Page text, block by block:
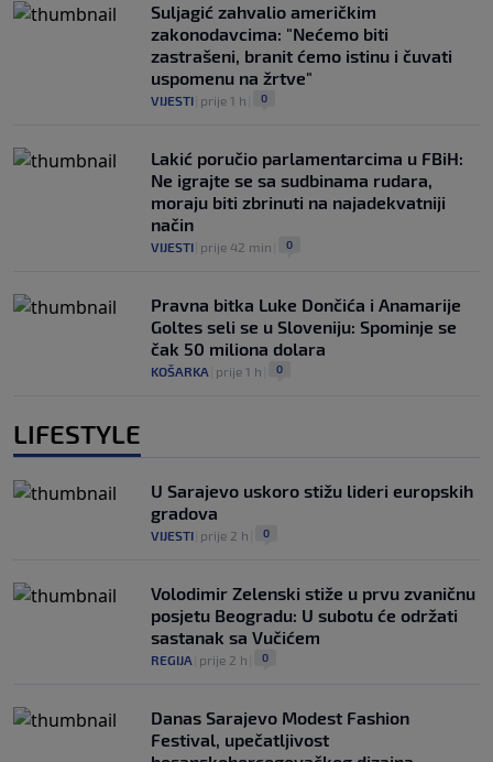
Suljagić zahvalio američkim
zakonodavcima: "Nećemo biti
zastrašeni, branit ćemo istinu i čuvati
uspomenu na žrtve"
VIJESTI prije 1 h 0
Lakić poručio parlamentarcima u FBiH:
Ne igrajte se sa sudbinama rudara,
moraju biti zbrinuti na najadekvatniji
način
VIJESTI prije 42 min 0
Pravna bitka Luke Dončića i Anamarije
Goltes seli se u Sloveniju: Spominje se
čak 50 miliona dolara
KOŠARKA prije 1 h 0
LIFESTYLE
U Sarajevo uskoro stižu lideri europskih
gradova
VIJESTI prije 2 h 0
Volodimir Zelenski stiže u prvu zvaničnu
posjetu Beogradu: U subotu će održati
sastanak sa Vučićem
REGIJA prije 2 h 0
Danas Sarajevo Modest Fashion
Festival, upečatljivost